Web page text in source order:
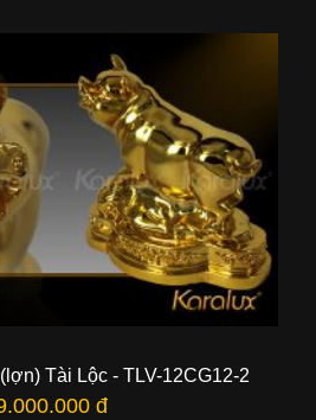
Tài Lộc - TLV-12CG12-2
đ